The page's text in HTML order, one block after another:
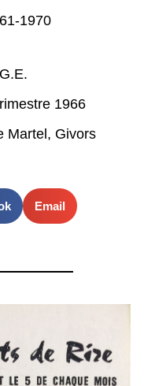
1970
1966
Martel, Givors
Email